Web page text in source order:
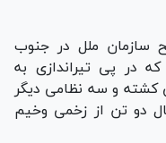
سازمان ملل در جنوب
در پی تیراندازی به
کشته و سه نظامی دیگر
دو تن از زخمی وخیم